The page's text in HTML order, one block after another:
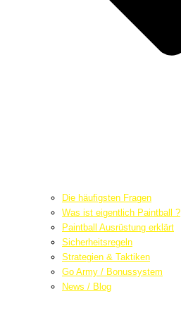
Die häufigsten Fragen
Was ist eigentlich Paintball ?
Paintball Ausrüstung erklärt
Sicherheitsregeln
Strategien & Taktiken
Go Army / Bonussystem
News / Blog